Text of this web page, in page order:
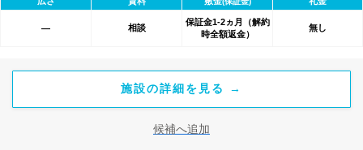
― 相談
保証金1-2ヵ月（解約
時全額返金）
無し
施設の詳細を見る →
候補へ追加